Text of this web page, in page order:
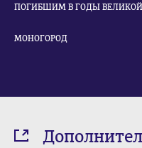
ПОГИБШИМ В ГОДЫ ВЕЛИКОЙ
МОНОГОРОД